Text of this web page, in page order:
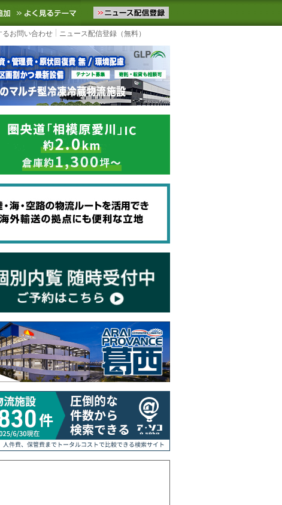
ニュースをお届けします。物流ニュースメール配信を登録す
お気に入りに追加 よく見るテーマ
るお問い合わせ ニュース配信登録（無料）